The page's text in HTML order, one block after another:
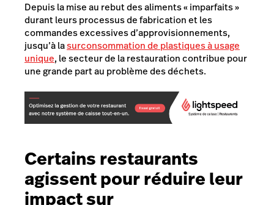
Depuis la mise au rebut des aliments « imparfaits »
durant leurs processus de fabrication et les
commandes excessives d’approvisionnements,
jusqu’à lasurconsommation de plastiques à usage
unique, le secteur de la restauration contribue pour
une grande part au problème des déchets.
Certains restaurants
agissent pour réduire leur
impact sur